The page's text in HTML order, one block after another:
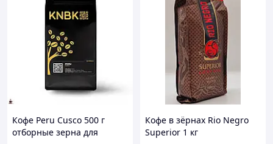
Кофе Peru Cusco 500 г
отборные зерна для
Кофе в зёрнах Rio Negro
Superior 1 кг